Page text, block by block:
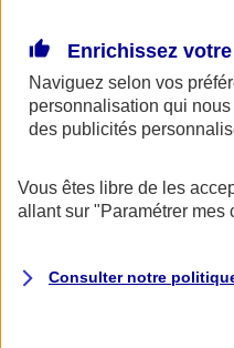
Assurance Auto Malus
Services et avantages
Assurance citoyenne
Assurer 2 voitures
Assurance auto en ligne
Enrichissez
Naviguez selon vos
personnalisation qui
des publicités
Vous êtes libre de les
allant sur "Paramétrer mes
Consulter notre